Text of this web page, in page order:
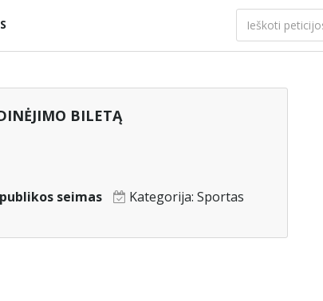
BILETĄ
seimas Kategorija: Sportas